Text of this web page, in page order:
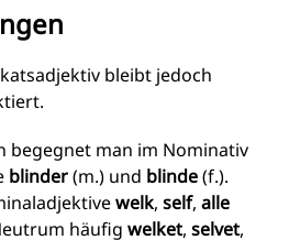
bleibt jedoch
begegnet man im Nominativ
blinder(m.) und blinde(f.).
welk, self, alle
häufig welket, selvet,